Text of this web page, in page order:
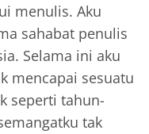
menulis. Aku
sahabat penulis
Selama ini aku
mencapai sesuatu
seperti tahun-
tak